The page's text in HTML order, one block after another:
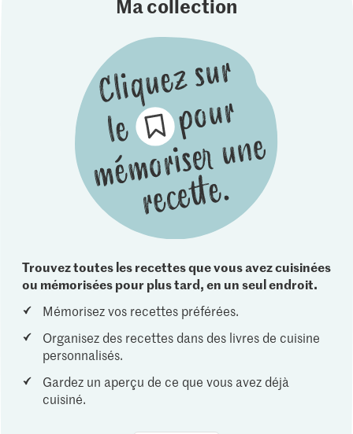
Ma collection
Trouvez toutes les recettes que vous avez cuisinées
ou mémorisées pour plus tard, en un seul endroit.
Mémorisez vos recettes préférées.
Organisez des recettes dans des livres de cuisine
personnalisés.
Gardez un aperçu de ce que vous avez déjà
cuisiné.